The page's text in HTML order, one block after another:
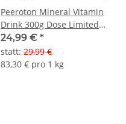
Peeroton Mineral Vitamin
Drink 300g Dose Limited
Edition Heidelbeere-Acerola
24,99 € *
statt: 29,99 €
83,30 € pro 1 kg